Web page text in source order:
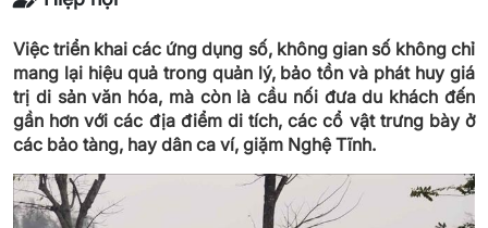
Việc triển khai các ứng dụng số, không gian số không chỉ
mang lại hiệu quả trong quản lý, bảo tồn và phát huy giá
trị di sản văn hóa, mà còn là cầu nối đưa du khách đến
gần hơn với các địa điểm di tích, các cổ vật trưng bày ở
các bảo tàng, hay dân ca ví, giặm Nghệ Tĩnh.